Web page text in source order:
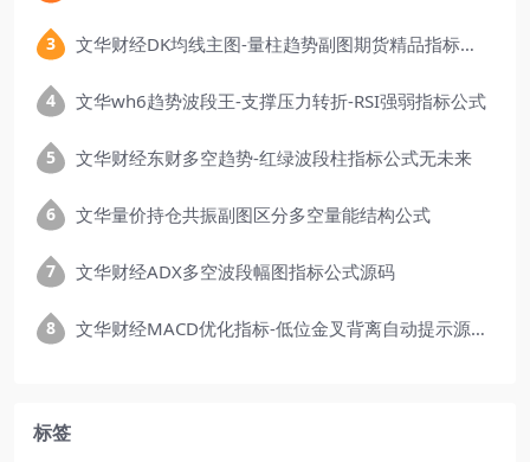
文华财经DK均线主图-量柱趋势副图期货精品指标公式
文华wh6趋势波段王-支撑压力转折-RSI强弱指标公式
文华财经东财多空趋势-红绿波段柱指标公式无未来
文华量价持仓共振副图区分多空量能结构公式
文华财经ADX多空波段幅图指标公式源码
文华财经MACD优化指标-低位金叉背离自动提示源码
标签